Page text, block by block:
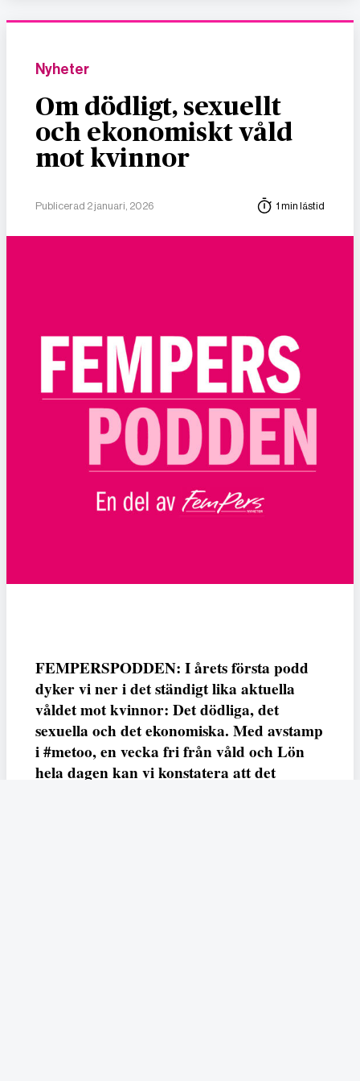
Nyheter
Om dödligt, sexuellt
och ekonomiskt våld
mot kvinnor
Publicerad 2 januari, 2026 1 min lästid
FEMPERSPODDEN: I årets första podd
dyker vi ner i det ständigt lika aktuella
våldet mot kvinnor: Det dödliga, det
sexuella och det ekonomiska. Med avstamp
i #metoo, en vecka fri från våld och Lön
hela dagen kan vi konstatera att det